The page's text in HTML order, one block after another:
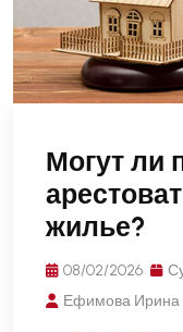
Могут ли
жилье?
08/02/2026
Ефимова Ирина